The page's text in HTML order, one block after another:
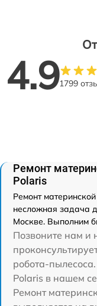
4.91799
Ремонт
Polaris
Ремонт
несложная задача
Москве. Выполним
Позвоните нам и
робота-
Polaris в нашем
Ремонт